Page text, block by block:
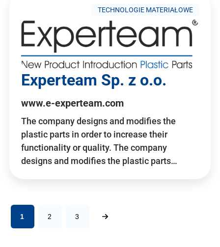
TECHNOLOGIE MATERIAŁOWE
Experteam Sp. z o.o.
www.e-experteam.com
The company designs and modifies the
plastic parts in order to increase their
functionality or quality. The company
designs and modifies the plastic parts…
1 2 3